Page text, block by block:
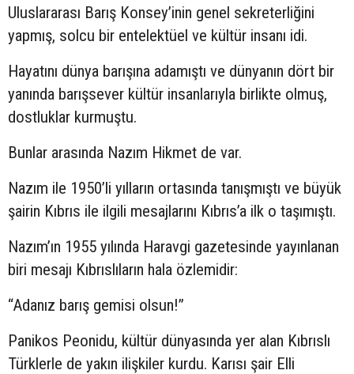
Uluslararası Barış Konsey’inin genel sekreterliğini
yapmış, solcu bir entelektüel ve kültür insanı idi.
Hayatını dünya barışına adamıştı ve dünyanın dört bir
yanında barışsever kültür insanlarıyla birlikte olmuş,
dostluklar kurmuştu.
Bunlar arasında Nazım Hikmet de var.
Nazım ile 1950’li yılların ortasında tanışmıştı ve büyük
şairin Kıbrıs ile ilgili mesajlarını Kıbrıs’a ilk o taşımıştı.
Nazım’ın 1955 yılında Haravgi gazetesinde yayınlanan
biri mesajı Kıbrıslıların hala özlemidir:
“Adanız barış gemisi olsun!”
Panikos Peonidu, kültür dünyasında yer alan Kıbrıslı
Türklerle de yakın ilişkiler kurdu. Karısı şair Elli